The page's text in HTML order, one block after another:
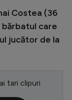
Costea (36
care
jucător de la
tari clipuri